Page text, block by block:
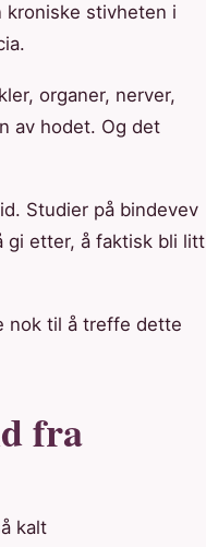
kroniske stivheten i
organer, nerver,
av hodet. Og det
Studier på bindevev
gi etter, å faktisk bli litt
nok til å treffe dette
fra
kalt